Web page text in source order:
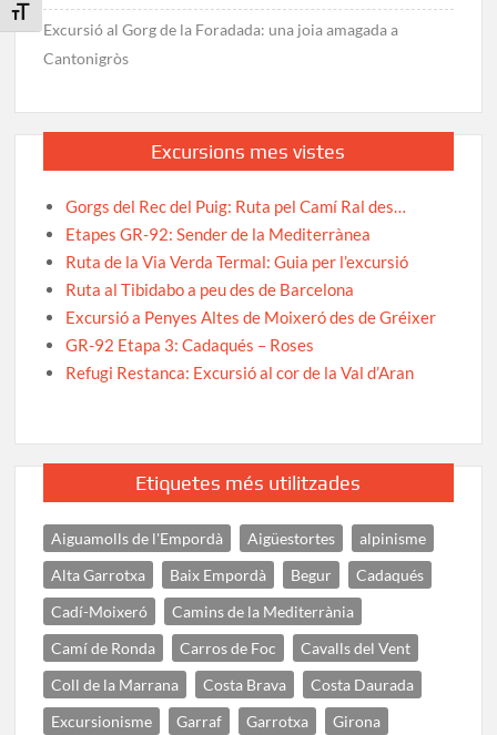
Toggle Font size
Excursió al Gorg de la Foradada: una joia amagada a
Cantonigròs
Excursions mes vistes
Gorgs del Rec del Puig: Ruta pel Camí Ral des…
Etapes GR-92: Sender de la Mediterrànea
Ruta de la Via Verda Termal: Guia per l’excursió
Ruta al Tibidabo a peu des de Barcelona
Excursió a Penyes Altes de Moixeró des de Gréixer
GR-92 Etapa 3: Cadaqués – Roses
Refugi Restanca: Excursió al cor de la Val d’Aran
Etiquetes més utilitzades
Aiguamolls de l'Empordà Aigüestortes
alpinisme
Alta Garrotxa
Baix Empordà Begur
Cadaqués
Cadí-Moixeró
Camins de la Mediterrània
Camí de Ronda
Carros de Foc
Cavalls del Vent
Coll de la Marrana
Costa Brava
Costa Daurada
Excursionisme
Garraf Garrotxa
Girona